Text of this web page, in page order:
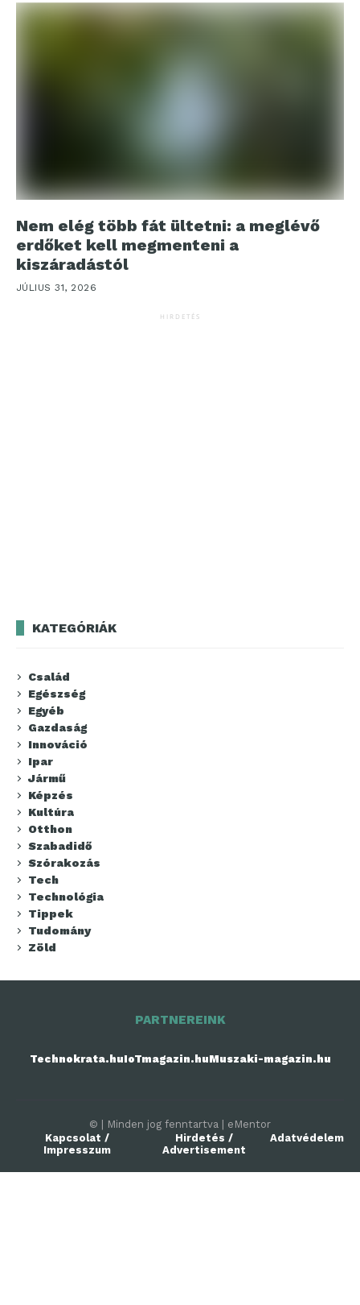
Nem elég több fát ültetni: a meglévő
erdőket kell megmenteni a
kiszáradástól
JÚLIUS 31, 2026
HIRDETÉS
KATEGÓRIÁK
Család
Egészség
Egyéb
Gazdaság
Innováció
Ipar
Jármű
Képzés
Kultúra
Otthon
Szabadidő
Szórakozás
Tech
Technológia
Tippek
Tudomány
Zöld
PARTNEREINK
Technokrata.huIoTmagazin.huMuszaki-magazin.hu
© | Minden jog fenntartva | eMentor
Kapcsolat /
Impresszum
Hirdetés /
Advertisement
Adatvédelem